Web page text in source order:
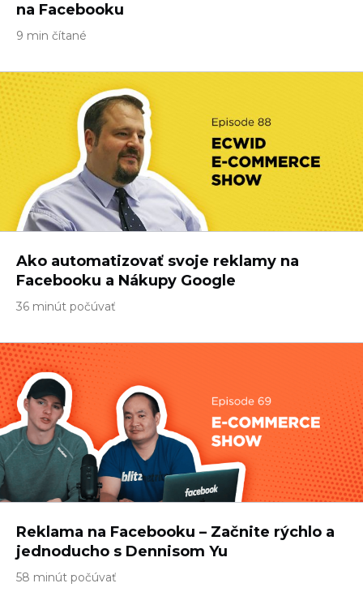
na Facebooku
9 min čítané
Ako automatizovať svoje reklamy na
Facebooku a Nákupy Google
36 minút počúvať
Reklama na Facebooku – Začnite rýchlo a
jednoducho s Dennisom Yu
58 minút počúvať